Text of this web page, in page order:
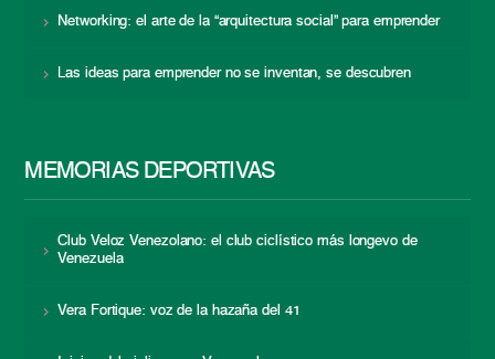
Networking: el arte de la “arquitectura social” para emprender
Las ideas para emprender no se inventan, se descubren
MEMORIAS DEPORTIVAS
Club Veloz Venezolano: el club ciclístico más longevo de
Venezuela
Vera Fortique: voz de la hazaña del 41